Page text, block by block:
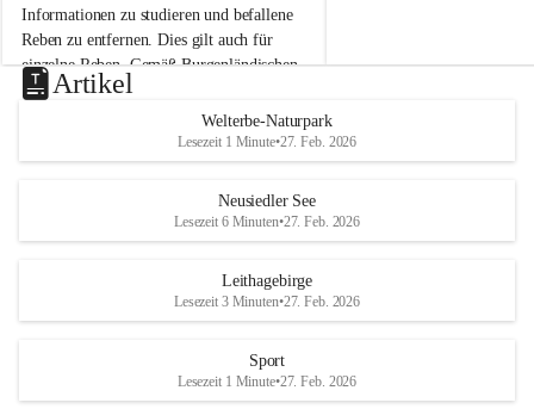
m
N
e
u
s
d
S
Informationen zu studieren und befallene
Reben zu entfernen. Dies gilt auch für
einzelne Reben. Gemäß Burgenländischen
Weinbaugesetz sind nicht gepflegte oder
unzulässige Weingärten zu roden! Bitte
helfen wir zusammen um unsere Winzer
vor den prognostizierten Ernteausfällen
und den daraus folgenden wirtschaftlichen
Maßnahmen zur Bekämpfung
Rebe und der Amerikanischen
u
e
d
r
S
Artikel
Welterbe-Naturpark
Lesezeit 1 Minute•27. Feb. 2026
Neusiedler See
Lesezeit 6 Minuten•27. Feb. 2026
Leithagebirge
Lesezeit 3 Minuten•27. Feb. 2026
Sport
Lesezeit 1 Minute•27. Feb. 2026